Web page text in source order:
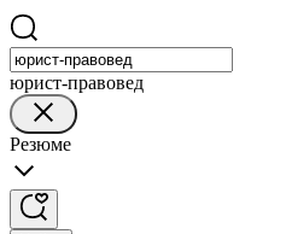
юрист-правовед
Резюме